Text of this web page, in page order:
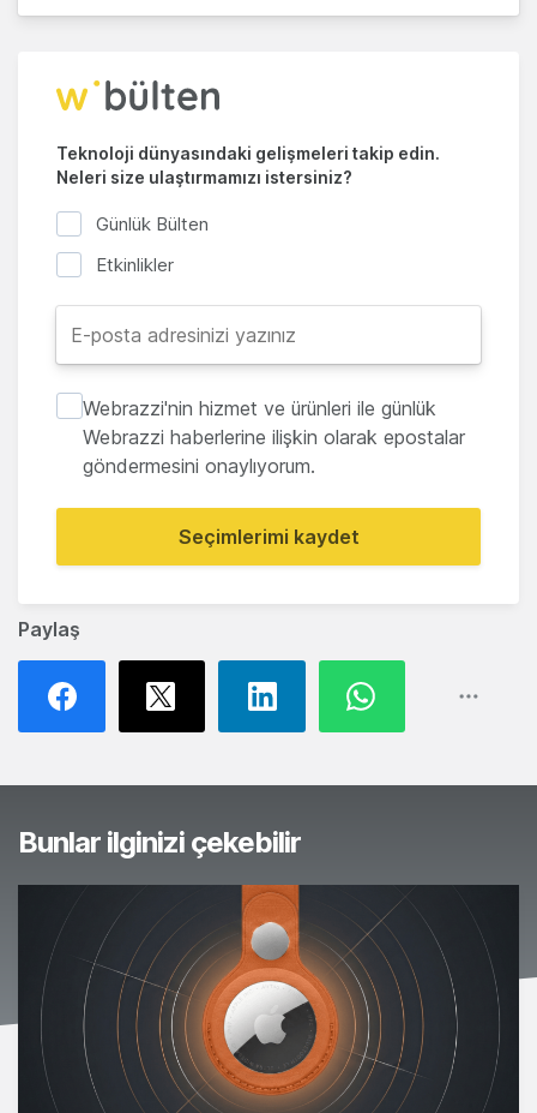
Paylaş
Teknoloji dünyasındaki gelişmeleri takip edin.
Neleri size ulaştırmamızı istersiniz?
Günlük Bülten
Etkinlikler
Webrazzi'nin hizmet ve ürünleri ile günlük
Webrazzi haberlerine ilişkin olarak epostalar
göndermesini onaylıyorum.
Seçimlerimi kaydet
Bunlar ilginizi çekebilir